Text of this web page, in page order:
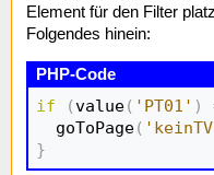
Element für den Filter
Folgendes hinein:
if (value( 'PT01' )
  goToPage
(
}